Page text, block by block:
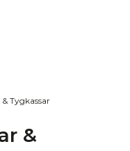
Tygkassar
&